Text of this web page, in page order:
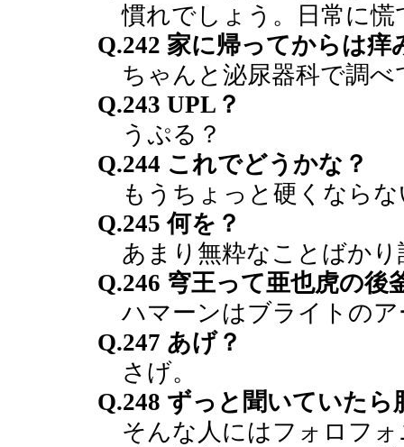
慣れでしょう。日常に慌
Q.242 家に帰ってからは
ちゃんと泌尿器科で調べ
Q.243 UPL？
うぷる？
Q.244 これでどうかな？
もうちょっと硬くならな
Q.245 何を？
あまり無粋なことばかり
Q.246 穹王って亜也虎の後
ハマーンはブライトのア
Q.247 あげ？
さげ。
Q.248 ずっと聞いていた
そんな人にはフォロフ